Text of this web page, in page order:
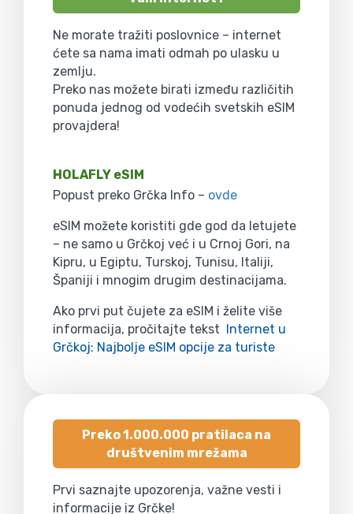
Ne morate tražiti poslovnice – internet
ćete sa nama imati odmah po ulasku u
zemlju.
Preko nas možete birati između različitih
ponuda jednog od vodećih svetskih eSIM
provajdera!
HOLAFLY eSIM
Popust preko Grčka Info – ovde
eSIM možete koristiti gde god da letujete
– ne samo u Grčkoj već i u Crnoj Gori, na
Kipru, u Egiptu, Turskoj, Tunisu, Italiji,
Španiji i mnogim drugim destinacijama.
Ako prvi put čujete za eSIM i želite više
informacija, pročitajte tekst Internet u
Grčkoj: Najbolje eSIM opcije za turiste
Preko 1.000.000 pratilaca na
društvenim mrežama
Prvi saznajte upozorenja, važne vesti i
informacije iz Grčke!